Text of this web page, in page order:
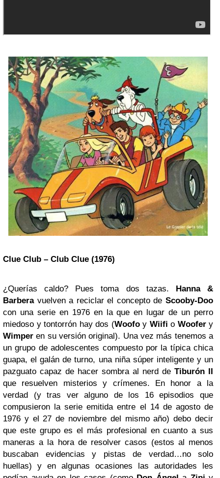
Clue Club – Club Clue (1976)
¿Querías caldo? Pues toma dos tazas. Hanna &
Barberavuelven a reciclar el concepto de Scooby-Doo
con una serie en 1976 en la que en lugar de un perro
miedoso y tontorrón hay dos (Woofoy Wiifi o Woofery
Wimper en su versión original). Una vez más tenemos a
un grupo de adolescentes compuesto por la típica chica
guapa, el galán de turno, una niña súper inteligente y un
pazguato capaz de hacer sombra al nerd de Tiburón II
que resuelven misterios y crímenes. En honor a la
verdad (y tras ver alguno de los 16 episodios que
compusieron la serie emitida entre el 14 de agosto de
1976 y el 27 de noviembre del mismo año) debo decir
que este grupo es el más profesional en cuanto a sus
maneras a la hora de resolver casos (estos al menos
buscaban evidencias y pistas de verdad…no solo
huellas) y en algunas ocasiones las autoridades les